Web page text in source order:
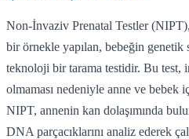
Non-İnvaziv Prenatal Testler
bir örnekle yapılan, bebeğin genetik
teknoloji bir tarama testidir. Bu test,
olmaması nedeniyle anne ve bebek
NIPT, annenin kan dolaşımında
DNA parçacıklarını analiz ederek